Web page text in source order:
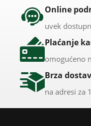
Online
uvek
Plaćanje
omogućeno
Brza
na adresi za